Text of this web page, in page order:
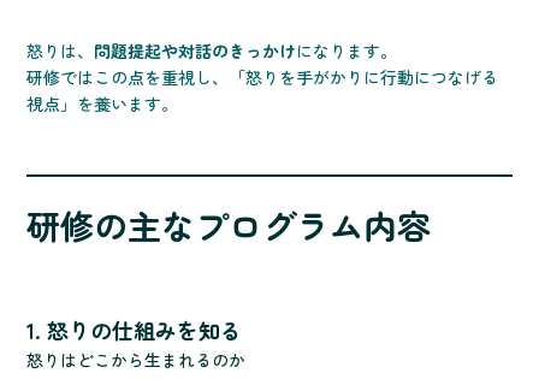
怒りは、 問題提起や対話のきっかけになります。
研修ではこの点を重視し、「怒りを手がかりに行動につなげる
視点」を養います。
研修の主なプログラム内容
1. 怒りの仕組みを知る
怒りはどこから生まれるのか